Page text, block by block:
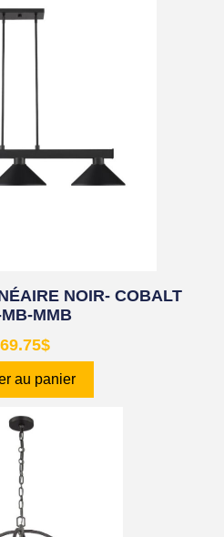
NOIR- COBALT
MMB
$
au panier